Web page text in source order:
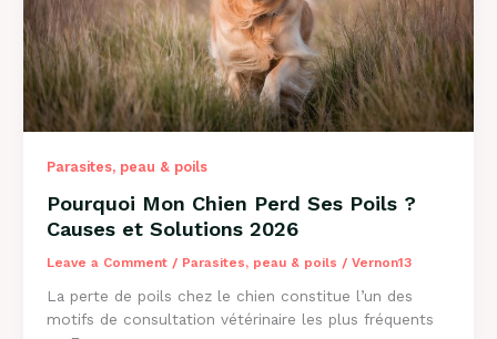
Solutions
Parasites, peau & poils
Pourquoi Mon Chien Perd Ses Poils ?
Causes et Solutions 2026
Leave a Comment / Parasites, peau & poils / Vernon13
La perte de poils chez le chien constitue l’un des
motifs de consultation vétérinaire les plus fréquents